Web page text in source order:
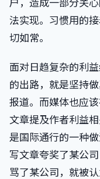
法实现。习惯用的
切如常。
面对日趋复杂的利
的出路，就是坚持
报道。而媒体也应
文章提及作者利益
是国际通行的一种
写文章夸奖了某公
骂了某公司，就被